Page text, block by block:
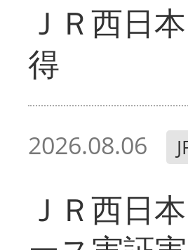
ＪＲ西日
得
2026.08.06
ＪＲ西日